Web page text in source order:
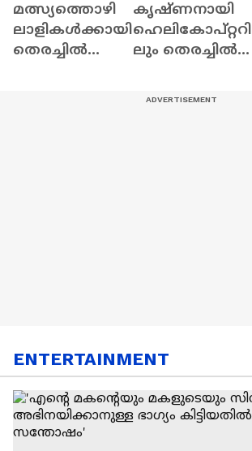
മത്സ്യത്തൊഴി
ലാളികൾക്കായി
തെരച്ചിൽ
കൃഷ്ണനായി
ഹെലികോപ്റ്ററി
ലും തെരച്ചിൽ;‍‍‍
ENTERTAINMENT